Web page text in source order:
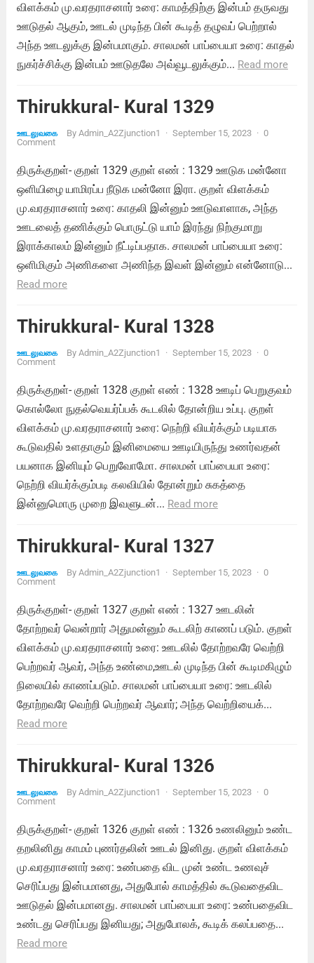
விளக்கம் மு.வரதராசனார் உரை: காமத்திற்கு இன்பம் தருவது
ஊடுதல் ஆகும், ஊடல் முடிந்த பின் கூடித் தழுவப் பெற்றால்
அந்த ஊடலுக்கு இன்பமாகும். சாலமன் பாப்பையா உரை: காதல்
நுகர்ச்சிக்கு இன்பம் ஊடுதலே அவ்வூடலுக்கும்... Read more
Thirukkural- Kural 1329
ஊடலுவகை By Admin_A2Zjunction1 · September 15, 2023 · 0
Comment
திருக்குறள்- குறள் 1329 குறள் எண் : 1329 ஊடுக மன்னோ
ஒளியிழை யாமிரப்ப நீடுக மன்னோ இரா. குறள் விளக்கம்
மு.வரதராசனார் உரை: காதலி இன்னும் ஊடுவாளாக, அந்த
ஊடலைத் தணிக்கும் பொருட்டு யாம் இரந்து நிற்குமாறு
இராக்காலம் இன்னும் நீட்டிப்பதாக. சாலமன் பாப்பையா உரை:
ஒளிமிகும் அணிகளை அணிந்த இவள் இன்னும் என்னோடு...
Read more
Thirukkural- Kural 1328
ஊடலுவகை By Admin_A2Zjunction1 · September 15, 2023 · 0
Comment
திருக்குறள்- குறள் 1328 குறள் எண் : 1328 ஊடிப் பெறுகுவம்
கொல்லோ நுதல்வெயர்ப்பக் கூடலில் தோன்றிய உப்பு. குறள்
விளக்கம் மு.வரதராசனார் உரை: நெற்றி வியர்க்கும் படியாக
கூடுவதில் உளதாகும் இனிமையை ஊடியிருந்து உணர்வதன்
பயனாக இனியும் பெறுவோமோ. சாலமன் பாப்பையா உரை:
நெற்றி வியர்க்கும்படி கலவியில் தோன்றும் சுகத்தை
இன்னுமொரு முறை இவளுடன்... Read more
Thirukkural- Kural 1327
ஊடலுவகை By Admin_A2Zjunction1 · September 15, 2023 · 0
Comment
திருக்குறள்- குறள் 1327 குறள் எண் : 1327 ஊடலின்
தோற்றவர் வென்றார் அதுமன்னும் கூடலிற் காணப் படும். குறள்
விளக்கம் மு.வரதராசனார் உரை: ஊடலில் தோற்றவரே வெற்றி
பெற்றவர் ஆவர், அந்த உண்மை,ஊடல் முடிந்த பின் கூடிமகிழும்
நிலையில் காணப்படும். சாலமன் பாப்பையா உரை: ஊடலில்
தோற்றவரே வெற்றி பெற்றவர் ஆவார்; அந்த வெற்றியைக்...
Read more
Thirukkural- Kural 1326
ஊடலுவகை By Admin_A2Zjunction1 · September 15, 2023 · 0
Comment
திருக்குறள்- குறள் 1326 குறள் எண் : 1326 உணலினும் உண்ட
தறலினிது காமம் புணர்தலின் ஊடல் இனிது. குறள் விளக்கம்
மு.வரதராசனார் உரை: உண்பதை விட முன் உண்ட உணவுச்
செரிப்பது இன்பமானது, அதுபோல் காமத்தில் கூடுவதைவிட
ஊடுதல் இன்பமானது. சாலமன் பாப்பையா உரை: உண்பதைவிட
உண்டது செரிப்பது இனியது; அதுபோலக், கூடிக் கலப்பதை...
Read more